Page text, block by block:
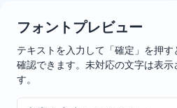
フォントプレビュー
テキストを入力して「確定」を押
確認できます。未対応の文字は表
す。